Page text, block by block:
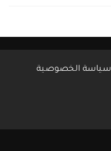
سياسة الخصوصية